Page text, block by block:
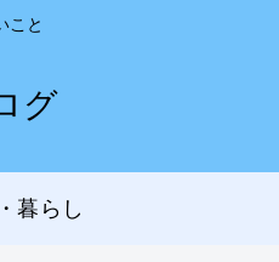
こと
グ
暮らし